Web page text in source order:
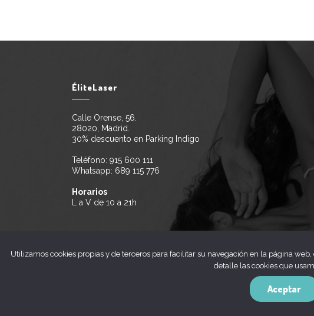
ÉliteLaser
Calle Orense, 56.
28020, Madrid.
30% descuento en Parking Indigo
Teléfono: 915 600 111
Whatsapp: 689 115 776
Horarios
L a V de 10 a 21h
Utilizamos cookies propias y de terceros para facilitar su navegación en la página
detalle las cookies que
Aceptar